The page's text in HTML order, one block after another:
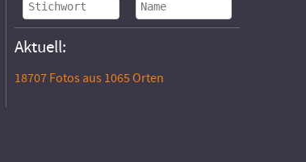
Aktuell:
18707 Fotos aus 1065 Orten